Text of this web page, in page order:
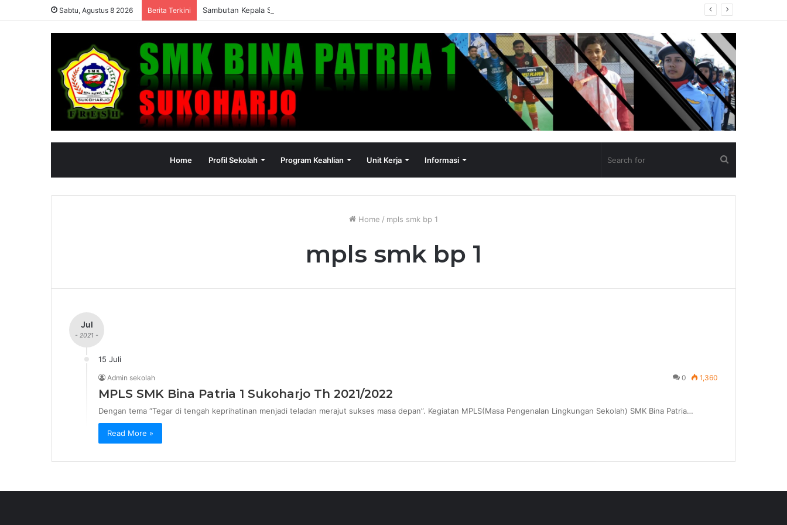
Sabtu, Agustus 8 2026 Berita Terkini Sambutan Kepala Sekolah dan Pengumuman Kelulusan SMK Bina Patria 1 Sukoharjo Tahun Ajaran 2025/2026
Home Profil Sekolah Program Keahlian Unit Kerja Informasi
for
Home / mpls smk bp 1
mpls smk bp 1
Jul
- 2021 -
15 Juli
Admin sekolah 0 1,360
MPLS SMK Bina Patria 1 Sukoharjo Th 2021/2022
Dengan tema “Tegar di tengah keprihatinan menjadi teladan merajut sukses masa depan”. Kegiatan MPLS(Masa Pengenalan Lingkungan Sekolah) SMK Bina Patria…
Read More »